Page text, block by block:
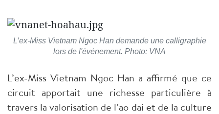
L’ex-Miss Vietnam Ngoc Han demande une calligraphie
lors de l'événement. Photo: VNA
L’ex-Miss Vietnam Ngoc Han a affirmé que ce
circuit apportait une richesse particulière à
travers la valorisation de l’ao dai et de la culture